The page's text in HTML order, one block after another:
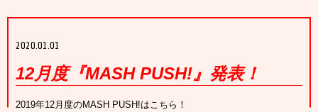
2020.01.01
12月度『MASH PUSH!』発表！
2019年12月度のMASH PUSH!はこちら ！